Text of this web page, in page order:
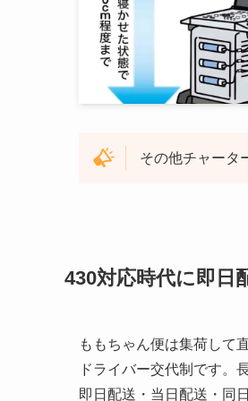
その他チャータ
430対応時代に即日
ももちゃん便は集荷して
ドライバー交代制です。
即日配送・当日配送・同